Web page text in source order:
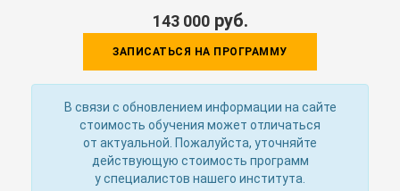
143 000руб.
ЗАПИСАТЬСЯ НА ПРОГРАММУ
В связи с обновлением информации на сайте
стоимость обучения может отличаться
от актуальной. Пожалуйста, уточняйте
действующую стоимость программ
у специалистов нашего института.